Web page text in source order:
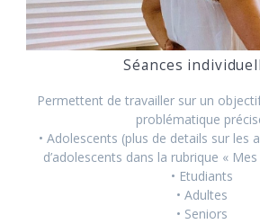
Séances
Permettent de travailler sur un
problématique
• Adolescents (plus de details sur les
d’adolescents dans la rubrique «
• Etudiants
• Adultes
• Seniors